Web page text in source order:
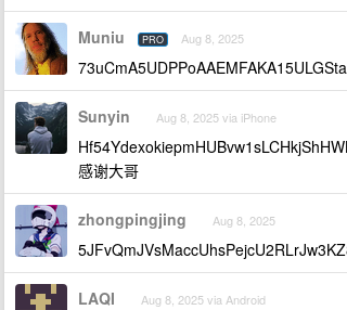
Muniu PRO Aug 8, 2025
Sunyin Aug 8, 2025 via iPhone
感谢大哥
zhongpingjing Aug 8, 2025
LAQI Aug 8, 2025 via Android